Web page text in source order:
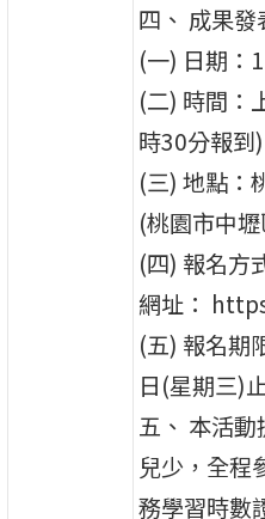
四、 成果發
(一) 日期：
(二) 時間：
時30分報到)
(三) 地點：
(桃園市中
(四) 報名方
網址：
(五) 報名期
日(星期三)
五、 本活
兒少，全程
務學習時數